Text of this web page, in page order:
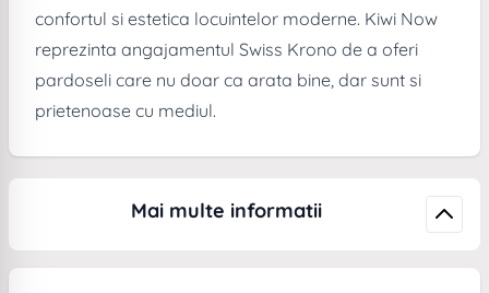
confortul si estetica locuintelor moderne. Kiwi Now
reprezinta angajamentul Swiss Krono de a oferi
pardoseli care nu doar ca arata bine, dar sunt si
prietenoase cu mediul.
Mai multe informatii